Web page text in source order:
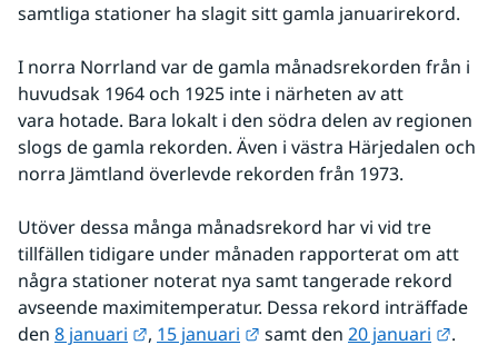
samtliga stationer ha slagit sitt gamla januarirekord.
I norra Norrland var de gamla månadsrekorden från i
huvudsak 1964 och 1925 inte i närheten av att
vara hotade. Bara lokalt i den södra delen av regionen
slogs de gamla rekorden. Även i västra Härjedalen och
norra Jämtland överlevde rekorden från 1973.
Utöver dessa många månadsrekord har vi vid tre
tillfällen tidigare under månaden rapporterat om att
några stationer noterat nya samt tangerade rekord
avseende maximitemperatur. Dessa rekord inträffade
den 8 januari Länk till annan webbplats.
, 15 januari Länk till annan webbplats.
samt den 20 januari .